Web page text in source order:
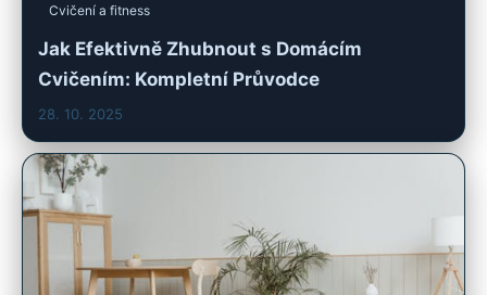
Cvičení a fitness
Jak Efektivně Zhubnout s Domácím
Cvičením: Kompletní Průvodce
28. 10. 2025